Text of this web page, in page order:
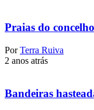
Praias do
Por Terra Ruiva
2 anos atrás
Bandeiras